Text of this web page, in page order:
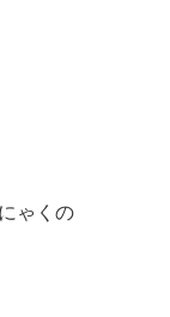
ゃくの